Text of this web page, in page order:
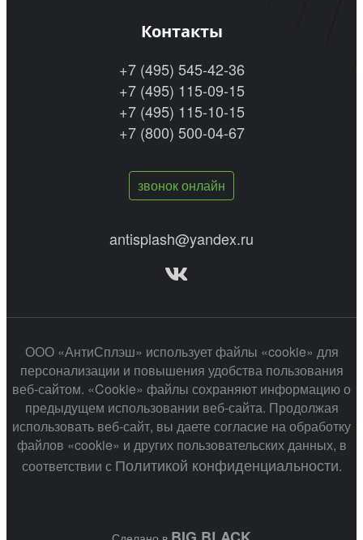
Контакты
+7 (495) 545-42-36
+7 (495) 115-09-15
+7 (495) 115-10-15
+7 (800) 500-04-67
звонок онлайн
antisplash@yandex.ru
ООО «АнтиСплэш» использует файлы «cookie» для
персонализации и повышения удобства пользования
веб-сайтом. «Cookie» файлы сохраняют информацию о
предыдущем использовании веб-сайта. Продолжая
использовать веб-сайт, вы даете согласие на обработку
файлов «cookie» и других пользовательских данных, в
соответствии с Политикой конфиденциальности.